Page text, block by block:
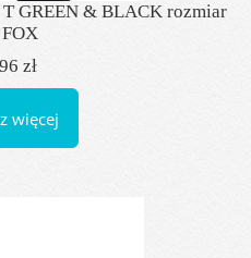
GREEN & BLACK rozmiar
zł
więcej